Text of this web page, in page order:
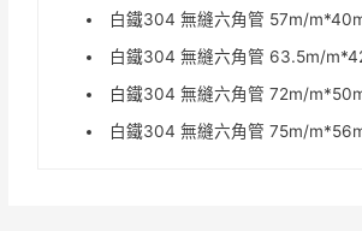
白鐵304 無縫六角管 57m/
白鐵304 無縫六角管 63.5m/
白鐵304 無縫六角管 72m/
白鐵304 無縫六角管 75m/